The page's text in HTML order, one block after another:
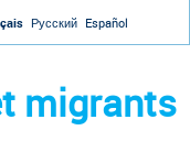
Русский Español
migrants